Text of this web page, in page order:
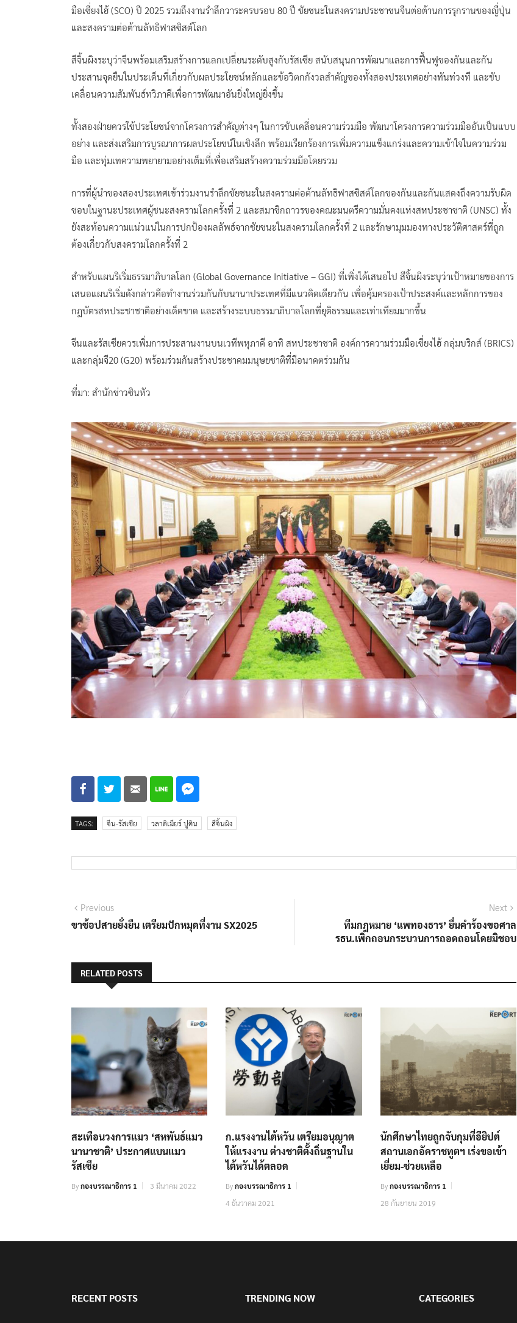
มือเซี่ยงไฮ้ (SCO) ปี 2025 รวมถึงงานรำลึกวาระครบรอบ 80 ปี ชัยชนะในสงครามประชาชนจีนต่อต้านการรุกรานของญี่ปุ่น
และสงครามต่อต้านลัทธิฟาสซิสต์โลก
สีจิ้นผิงระบุว่าจีนพร้อมเสริมสร้างการแลกเปลี่ยนระดับสูงกับรัสเซีย สนับสนุนการพัฒนาและการฟื้นฟูของกันและกัน
ประสานจุดยืนในประเด็นที่เกี่ยวกับผลประโยชน์หลักและข้อวิตกกังวลสำคัญของทั้งสองประเทศอย่างทันท่วงที และขับ
เคลื่อนความสัมพันธ์ทวิภาคีเพื่อการพัฒนาอันยิ่งใหญ่ยิ่งขึ้น
ทั้งสองฝ่ายควรใช้ประโยชน์จากโครงการสำคัญต่างๆ ในการขับเคลื่อนความร่วมมือ พัฒนาโครงการความร่วมมืออันเป็นแบบ
อย่าง และส่งเสริมการบูรณาการผลประโยชน์ในเชิงลึก พร้อมเรียกร้องการเพิ่มความแข็งแกร่งและความเข้าใจในความร่วม
มือ และทุ่มเทความพยายามอย่างเต็มที่เพื่อเสริมสร้างความร่วมมือโดยรวม
การที่ผู้นำของสองประเทศเข้าร่วมงานรำลึกชัยชนะในสงครามต่อต้านลัทธิฟาสซิสต์โลกของกันและกันแสดงถึงความรับผิด
ชอบในฐานะประเทศผู้ชนะสงครามโลกครั้งที่ 2 และสมาชิกถาวรของคณะมนตรีความมั่นคงแห่งสหประชาชาติ (UNSC) ทั้ง
ยังสะท้อนความแน่วแน่ในการปกป้องผลลัพธ์จากชัยชนะในสงครามโลกครั้งที่ 2 และรักษามุมมองทางประวัติศาสตร์ที่ถูก
ต้องเกี่ยวกับสงครามโลกครั้งที่ 2
สำหรับแผนริเริ่มธรรมาภิบาลโลก (Global Governance Initiative – GGI) ที่เพิ่งได้เสนอไป สีจิ้นผิงระบุว่าเป้าหมายของการ
เสนอแผนริเริ่มดังกล่าวคือทำงานร่วมกันกับนานาประเทศที่มีแนวคิดเดียวกัน เพื่อคุ้มครองเป้าประสงค์และหลักการของ
กฎบัตรสหประชาชาติอย่างเด็ดขาด และสร้างระบบธรรมาภิบาลโลกที่ยุติธรรมและเท่าเทียมมากขึ้น
จีนและรัสเซียควรเพิ่มการประสานงานบนเวทีพหุภาคี อาทิ สหประชาชาติ องค์การความร่วมมือเซี่ยงไฮ้ กลุ่มบริกส์ (BRICS)
และกลุ่มจี20 (G20) พร้อมร่วมกันสร้างประชาคมมนุษยชาติที่มีอนาคตร่วมกัน
ที่มา: สำนักข่าวซินหัว
TAGS: จีน-รัสเซีย วลาดิเมียร์ ปูติน สีจิ้นผิง
แนะแนว
เรื่อง
PreviousPrevious
post:
ขาช้อปสายยั่งยืน เตรียมปักหมุดที่งาน SX2025
Next
ทีมกฎหมาย ‘แพทองธาร’ ยื่นคำร้องขอศาล
รธน.เพิกถอนกระบวนการถอดถอนโดยมิชอบ
RELATED POSTS
สะเทือนวงการแมว ‘สหพันธ์แมว
นานาชาติ’ ประกาศแบนแมว
รัสเซีย
Byกองบรรณาธิการ 1 3 มีนาคม 2022
ก.แรงงานไต้หวัน เตรียมอนุญาต
ให้แรงงาน ต่างชาติตั้งถิ่นฐานใน
ไต้หวันได้ตลอด
Byกองบรรณาธิการ 1
4 ธันวาคม 2021
นักศึกษาไทยถูกจับกุมที่อียิปต์
สถานเอกอัคราชทูตฯ เร่งขอเข้า
เยี่ยม-ช่วยเหลือ
Byกองบรรณาธิการ 1
28 กันยายน 2019
RECENT POSTS TRENDING NOW CATEGORIES